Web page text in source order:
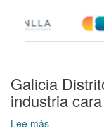
Galicia
industria
Lee más